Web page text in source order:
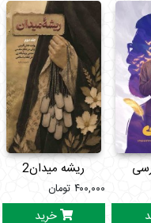
ریشه میدان2
۴۰۰,۰۰۰ تومان
خرید